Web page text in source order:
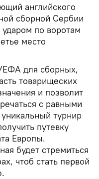
английского
сборной Сербии
по воротам
место
для сборных,
товарищеских
и позволит
с равными
турнир
путевку
Европы.
будет стремиться
чтоб стать первой